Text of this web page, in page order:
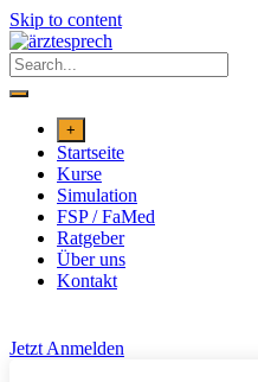
Skip to content
+
Startseite
Kurse
Simulation
FSP / FaMed
Ratgeber
Über uns
Kontakt
Jetzt Anmelden